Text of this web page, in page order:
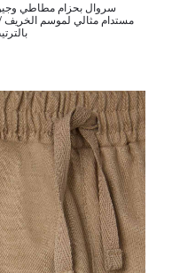
سروال بحزام مطاطي
مستدام مثالي لموسم الخريف